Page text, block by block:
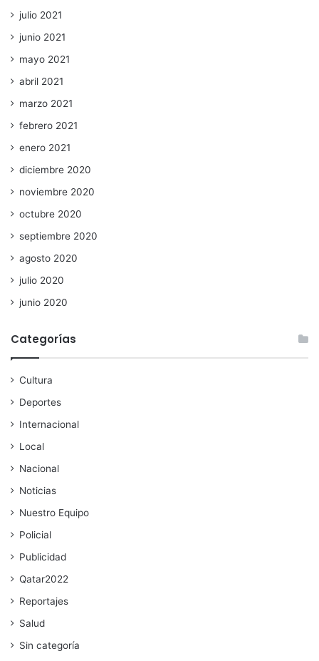
julio 2021
junio 2021
mayo 2021
abril 2021
marzo 2021
febrero 2021
enero 2021
diciembre 2020
noviembre 2020
octubre 2020
septiembre 2020
agosto 2020
julio 2020
junio 2020
Categorías
Cultura
Deportes
Internacional
Local
Nacional
Noticias
Nuestro Equipo
Policial
Publicidad
Qatar2022
Reportajes
Salud
Sin categoría